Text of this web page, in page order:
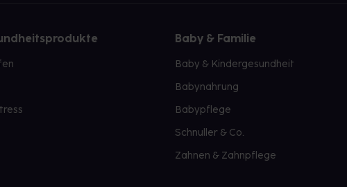
Baby & Familie
Baby & Kindergesundheit
Babynahrung
Babypflege
Schnuller & Co.
Zahnen & Zahnpflege